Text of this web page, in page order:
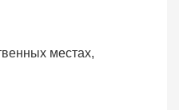
местах,